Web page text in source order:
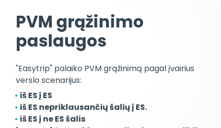
PVM grąžinimo
paslaugos
"Easytrip" palaiko PVM grąžinimą pagal įvairius
verslo scenarijus:
iš ES į ES
iš ES nepriklausančių šalių į ES.
iš ES į ne ES šalis